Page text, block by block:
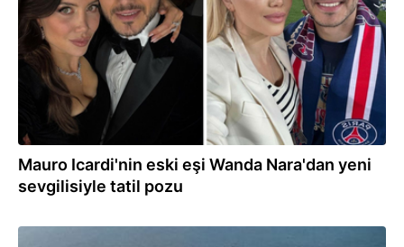
Mauro Icardi'nin eski eşi Wanda Nara'dan yeni
sevgilisiyle tatil pozu